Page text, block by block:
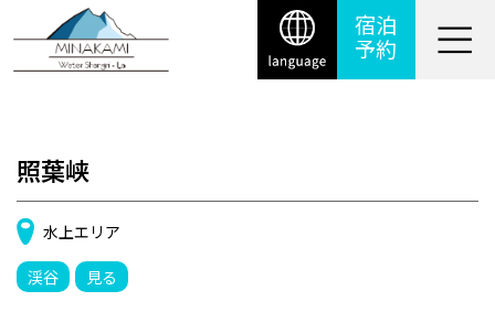
宿泊
予約
照葉峡
水上エリア
渓谷 見る